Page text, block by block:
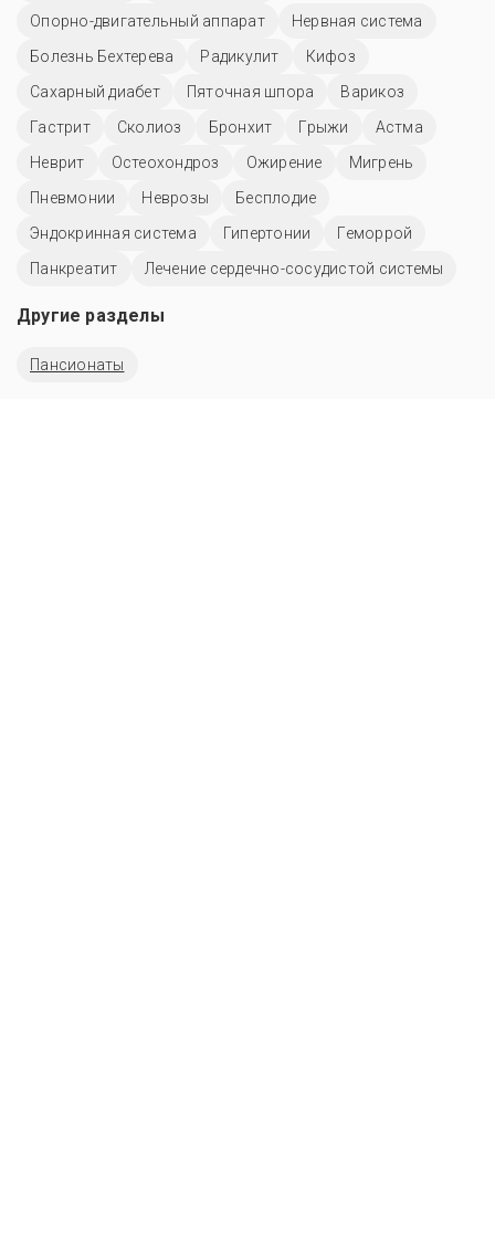
Опорно-двигательный аппарат
Нервная система
Болезнь Бехтерева
Радикулит
Кифоз
Сахарный диабет
Пяточная шпора
Варикоз
Гастрит
Сколиоз Бронхит Грыжи
Астма
Неврит
Остеохондроз Ожирение
Мигрень
Пневмонии
Неврозы
Бесплодие
Эндокринная система
Гипертонии
Геморрой
Панкреатит
Лечение сердечно-сосудистой системы
Другие разделы
Пансионаты